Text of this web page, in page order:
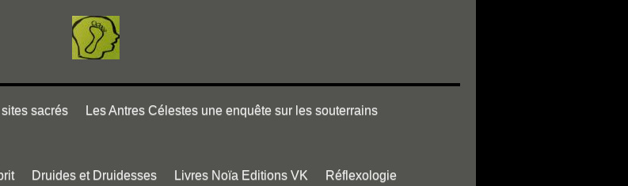
sacrés Les Antres Célestes une enquête sur les souterrains
Druides et Druidesses Livres Noïa Editions VK Réflexologie